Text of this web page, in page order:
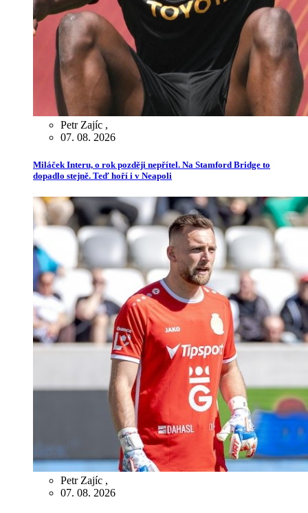
Petr Zajíc ,
07. 08. 2026
Miláček Interu, o rok později nepřítel. Na Stamford Bridge to
dopadlo stejně. Teď hoří i v Neapoli
Petr Zajíc ,
07. 08. 2026